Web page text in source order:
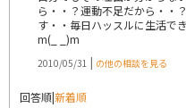
ら・・？運動不足だから・・
す・・毎日ハッスルに生活で
m(_ _)m
2010/05/31 | の他の相談を見る
回答順|新着順